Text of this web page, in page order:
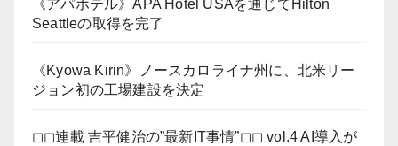
《アパホテル》APA Hotel USAを通じてHilton
Seattleの取得を完了
《Kyowa Kirin》ノースカロライナ州に、北米リー
ジョン初の工場建設を決定
◻︎◻︎連載 吉平健治の”最新IT事情”◻︎◻︎ vol.4 AI導入が